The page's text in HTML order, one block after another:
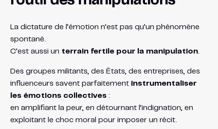
La dictature de l’émotion n’est pas qu’un phénomène
spontané.
C’est aussi un terrain fertile pour la manipulation.
Des groupes militants, des États, des entreprises, des
influenceurs savent parfaitement instrumentaliser
les émotions collectives:
en amplifiant la peur, en détournant l’indignation, en
exploitant le choc moral pour imposer un récit.